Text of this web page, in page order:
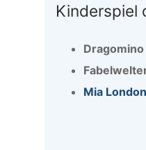
Kinderspiel
Dragomino
Mia London